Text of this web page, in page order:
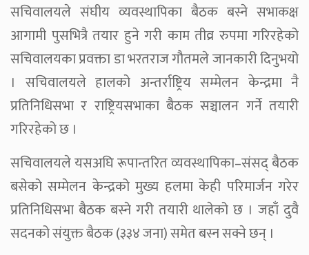
सचिवालयले संघीय व्यवस्थापिका बैठक बस्ने सभाकक्ष
आगामी पुसभित्रै तयार हुने गरी काम तीव्र रुपमा गरिरहेको
सचिवालयका प्रवक्ता डा भरतराज गौतमले जानकारी दिनुभयो
। सचिवालयले हालको अन्तर्राष्ट्रिय सम्मेलन केन्द्रमा नै
प्रतिनिधिसभा र राष्ट्रियसभाका बैठक सञ्चालन गर्ने तयारी
गरिरहेको छ ।
सचिवालयले यसअघि रूपान्तरित व्यवस्थापिका–संसद् बैठक
बसेको सम्मेलन केन्द्रको मुख्य हलमा केही परिमार्जन गरेर
प्रतिनिधिसभा बैठक बस्ने गरी तयारी थालेको छ । जहाँ दुवै
सदनको संयुक्त बैठक (३३४ जना) समेत बस्न सक्ने छन् ।